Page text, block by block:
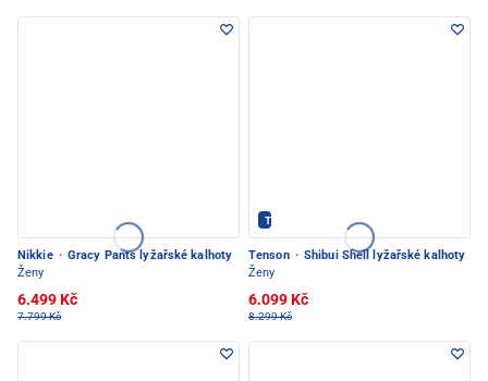
Nikkie · Gracy Pants lyžařské kalhoty
Ženy
6.499 Kč
7.799 Kč
Tenson - PEC POD SNĚŽKOU
Tenson · Shibui Shell lyžařské kalhoty
Ženy
6.099 Kč
8.299 Kč